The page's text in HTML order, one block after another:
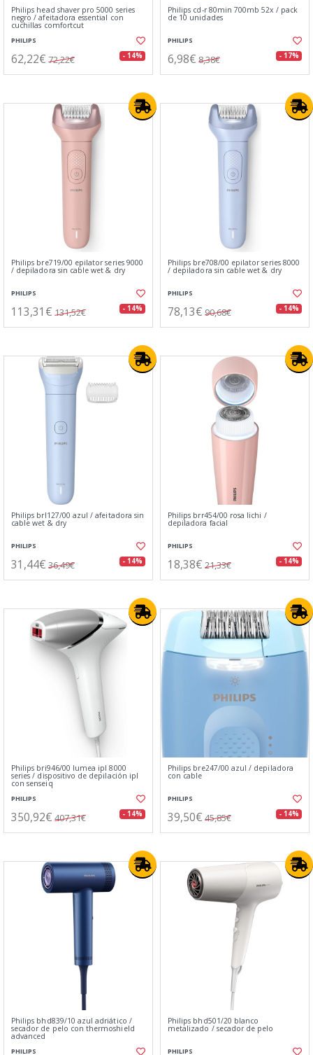
Philips head shaver pro 5000 series
negro / afeitadora essential con
cuchillas comfortcut
PHILIPS
62,22€ 72,22€ - 14%
Philips cd-r 80min 700mb 52x / pack
de 10 unidades
PHILIPS
6,98€ 8,38€ - 17%
Philips bre719/00 epilator series 9000
/ depiladora sin cable wet & dry
PHILIPS
113,31€ 131,52€ - 14%
Philips bre708/00 epilator series 8000
/ depiladora sin cable wet & dry
PHILIPS
78,13€ 90,68€ - 14%
Philips brl127/00 azul / afeitadora sin
cable wet & dry
PHILIPS
31,44€ 36,49€ - 14%
Philips brr454/00 rosa lichi /
depiladora facial
PHILIPS
18,38€ 21,33€ - 14%
Philips bri946/00 lumea ipl 8000
series / dispositivo de depilación ipl
con senseiq
PHILIPS
350,92€ 407,31€ - 14%
Philips bre247/00 azul / depiladora
con cable
PHILIPS
39,50€ 45,85€ - 14%
Philips bhd839/10 azul adriático /
secador de pelo con thermoshield
advanced
PHILIPS
Philips bhd501/20 blanco
metalizado / secador de pelo
PHILIPS